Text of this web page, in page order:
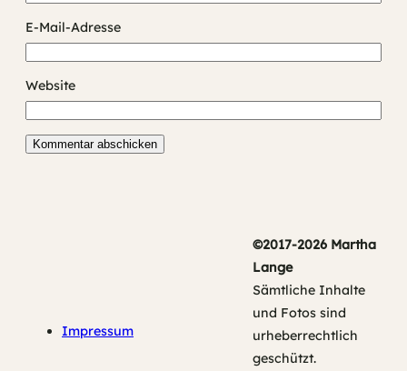
E-Mail-Adresse
Website
Impressum
©2017-2026 Martha
Lange
Sämtliche Inhalte
und Fotos sind
urheberrechtlich
geschützt.